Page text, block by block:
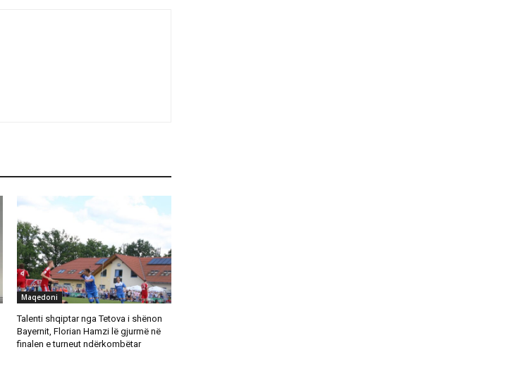
Maqedoni
Talenti shqiptar nga Tetova i shënon
Bayernit, Florian Hamzi lë gjurmë në
finalen e turneut ndërkombëtar